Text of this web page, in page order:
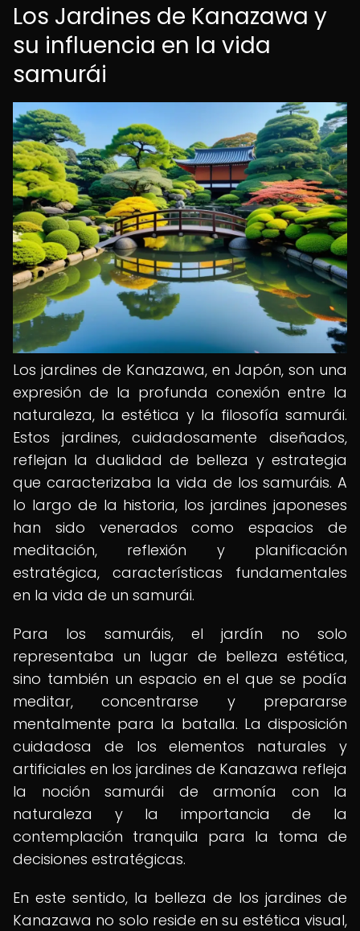
Los Jardines de Kanazawa y
su influencia en la vida
samurái
Los jardines de Kanazawa, en Japón, son una
expresión de la profunda conexión entre la
naturaleza, la estética y la filosofía samurái.
Estos jardines, cuidadosamente diseñados,
reflejan la dualidad de belleza y estrategia
que caracterizaba la vida de los samuráis. A
lo largo de la historia, los jardines japoneses
han sido venerados como espacios de
meditación, reflexión y planificación
estratégica, características fundamentales
en la vida de un samurái.
Para los samuráis, el jardín no solo
representaba un lugar de belleza estética,
sino también un espacio en el que se podía
meditar, concentrarse y prepararse
mentalmente para la batalla. La disposición
cuidadosa de los elementos naturales y
artificiales en los jardines de Kanazawa refleja
la noción samurái de armonía con la
naturaleza y la importancia de la
contemplación tranquila para la toma de
decisiones estratégicas.
En este sentido, la belleza de los jardines de
Kanazawa no solo reside en su estética visual,